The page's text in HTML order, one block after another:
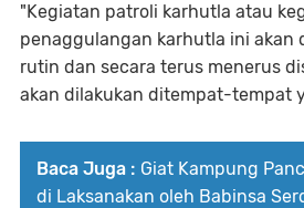
"Kegiatan patroli karhutla atau
penaggulangan karhutla ini akan
rutin dan secara terus menerus
akan dilakukan ditempat-tempat
Baca Juga : Giat Kampung
di Laksanakan oleh Babinsa